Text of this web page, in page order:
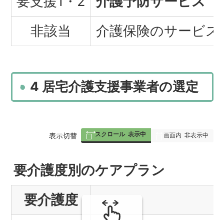
非該当
介護保険のサービ
4 居宅介護支援事業者の選定
表
み
の
表示切替 スクロール 表示中 画面内 非表示中
要介護度別のケアプラン
要介護度